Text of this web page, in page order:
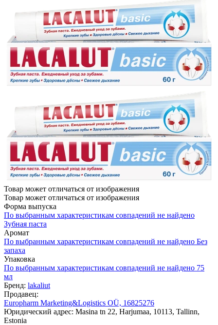
Товар может отличаться от изображения
Товар может отличаться от изображения
Форма выпуска
По выбранным характеристикам совпадений не найдено
Зубная паста
Аромат
По выбранным характеристикам совпадений не найдено Без
запаха
Упаковка
По выбранным характеристикам совпадений не найдено 75
мл
Бренд: lakaliut
Продавец:
Europharm Marketing&Logistics OÜ, 16825276
Юридический адрес: Masina tn 22, Harjumaa, 10113, Tallinn,
Estonia